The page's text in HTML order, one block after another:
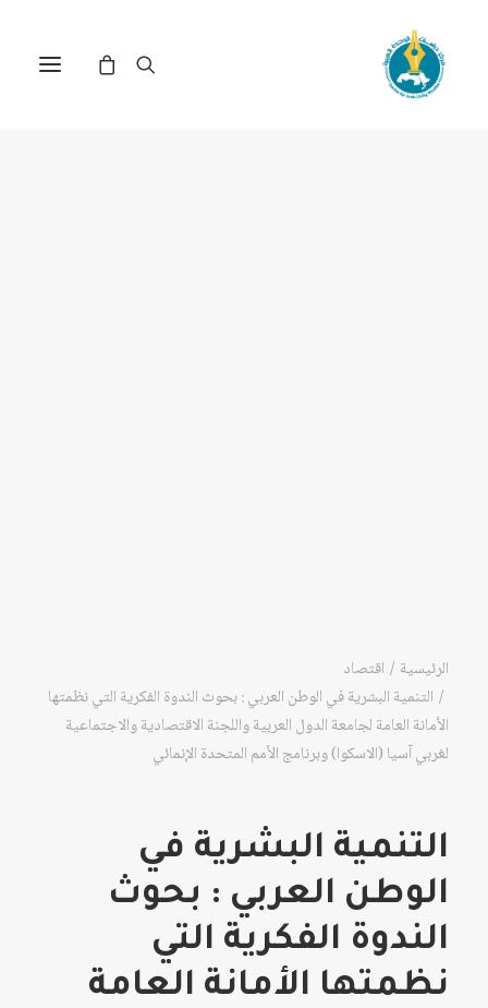
الرئيسية
اقتصاد
التنمية البشرية في الوطن العربي : بحوث الندوة الفكرية التي نظمتها
الأمانة العامة لجامعة الدول العربية واللجنة الاقتصادية والاجتماعية
لغربي آسيا (الاسكوا) وبرنامج الأمم المتحدة الإنمائي
التنمية البشرية في
الوطن العربي : بحوث
الندوة الفكرية التي
نظمتها الأمانة العامة